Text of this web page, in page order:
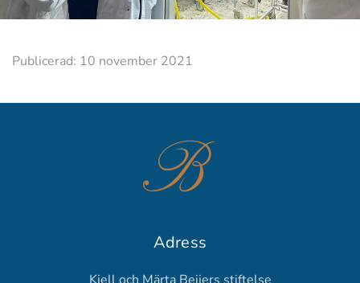
Publicerad: 10 november 2021
Adress